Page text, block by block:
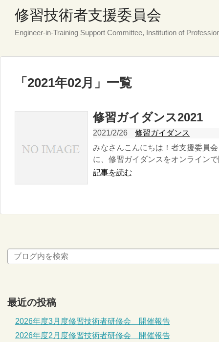
修習技術者支援委員会
Engineer-in-Training Support Committee, Institution of
「 2021年02月 」 一覧
修習ガイダンス2021
2021/2/26
修習ガイダンス
みなさんこんにちは！者支援委員
に、修習ガイダンスをオンライン
記事を読む
最近の投稿
2026年度3月度修習技術者研修会 開催報告
2026年度2月度修習技術者研修会 開催報告